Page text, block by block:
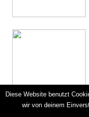
Diese Website benutzt
wir von deinem